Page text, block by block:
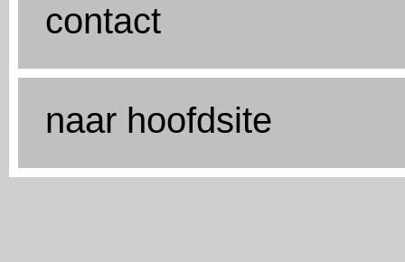
contact
naar hoofdsite